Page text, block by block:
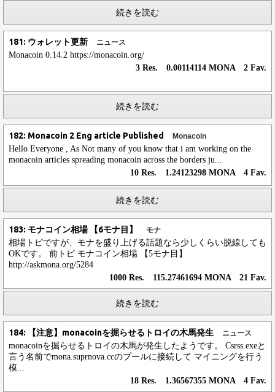
続きを読む
181: ウォレット更新 ニュース
Monacoin 0.14.2 https://monacoin.org/
3 Res. 0.00114114 MONA 2 Fav.
続きを読む
182: Monacoin 2 Eng article Published Monacoin
Hello Everyone , As Not many of you know that i am working on the
monacoin articles spreading monacoin across the borders ju...
10 Res. 1.24123298 MONA 4 Fav.
続きを読む
183: モナコイン相場 【6モナ目】 モナ
相場トピですが、モナを盛り上げる話題なら少しくらい脱線しても
OKです。 前トピ モナコイン相場 【5モナ目】
http://askmona.org/5284
1000 Res. 115.27461694 MONA 21 Fav.
続きを読む
184: 【注意】monacoinを掘らせるトロイの木馬発生 ニュース
monacoinを掘らせるトロイの木馬が発生したようです。 Csrss.exeと
言う名前でmona.suprnova.ccのプールに接続して マイニングを行う
模...
18 Res. 1.36567355 MONA 4 Fav.